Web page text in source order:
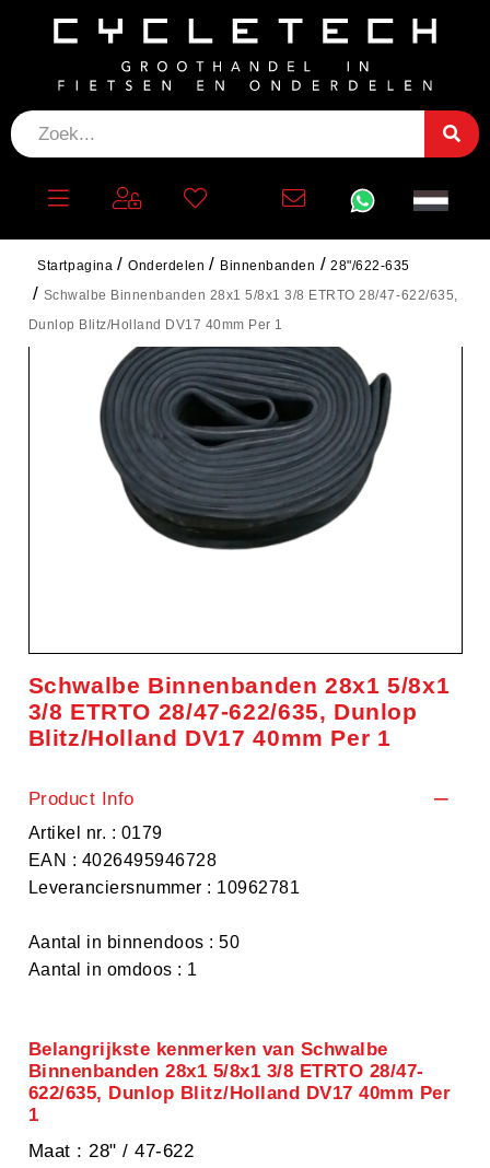
Startpagina Onderdelen Binnenbanden
28"/622-635
Schwalbe Binnenbanden 28x1 5/8x1 3/8 ETRTO 28/47-622/635,
Dunlop Blitz/Holland DV17 40mm Per 1
Schwalbe Binnenbanden 28x1 5/8x1
3/8 ETRTO 28/47-622/635, Dunlop
Blitz/Holland DV17 40mm Per 1
Product Info
Artikel nr. : 0179
EAN : 4026495946728
Leveranciersnummer : 10962781
Aantal in binnendoos : 50
Aantal in omdoos : 1
Belangrijkste kenmerken van Schwalbe
Binnenbanden 28x1 5/8x1 3/8 ETRTO 28/47-
622/635, Dunlop Blitz/Holland DV17 40mm Per
1
Maat : 28" / 47-622